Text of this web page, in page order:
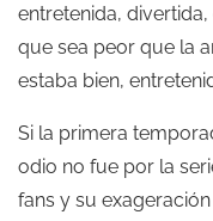
entretenida,
que sea peor que la
estaba bien,
Si la primera
odio no fue por la
fans y su